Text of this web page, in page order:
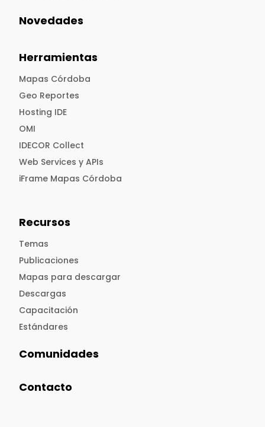
Novedades
Herramientas
Mapas Córdoba
Geo Reportes
Hosting IDE
OMI
IDECOR Collect
Web Services y APIs
iFrame Mapas Córdoba
Recursos
Temas
Publicaciones
Mapas para descargar
Descargas
Capacitación
Estándares
Comunidades
Contacto